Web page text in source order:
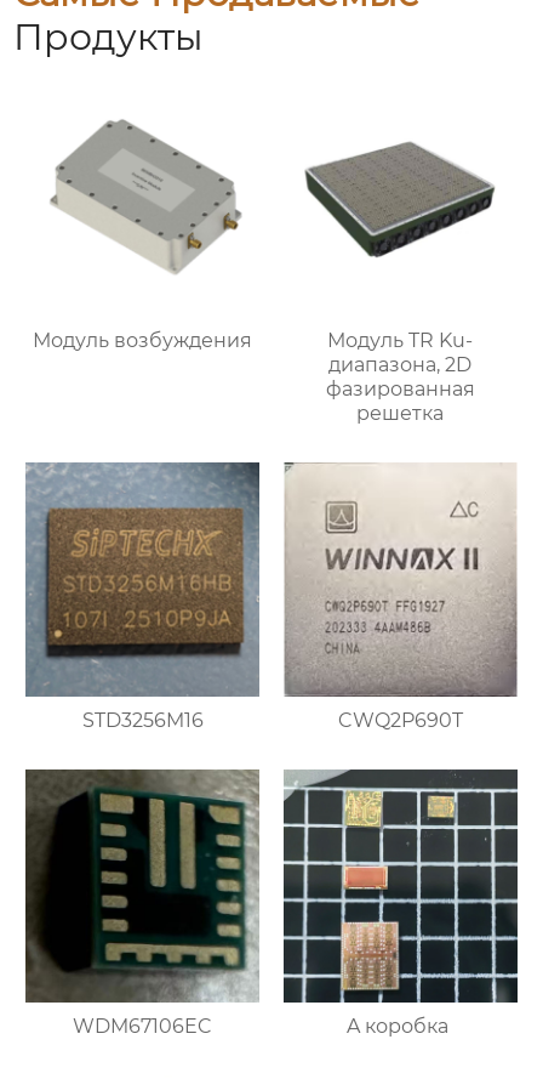
Продукты
Модуль возбуждения
Модуль TR Ku-
диапазона, 2D
фазированная
решетка
STD3256M16 CWQ2P690T
WDM67106EC A коробка